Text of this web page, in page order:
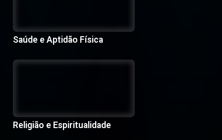
Saúde e Aptidão Física
Religião e Espiritualidade